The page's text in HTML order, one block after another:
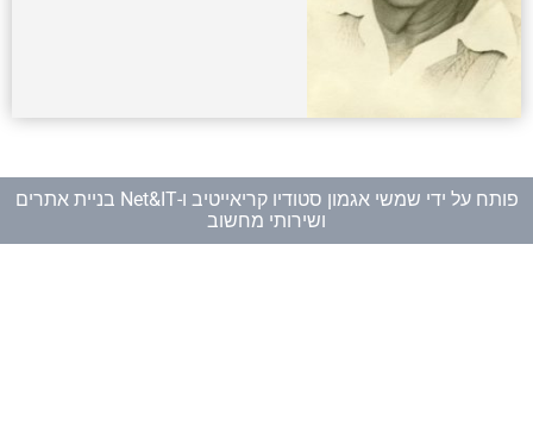
פותח על ידי שמשי אגמון סטודיו קריאייטיב ו-
Net&IT בניית אתרים
ושירותי מחשוב